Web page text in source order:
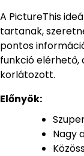
A PictureThis
tartanak,
pontos
funkció elérhető,
korlátozott.
Előnyök:
Nagy